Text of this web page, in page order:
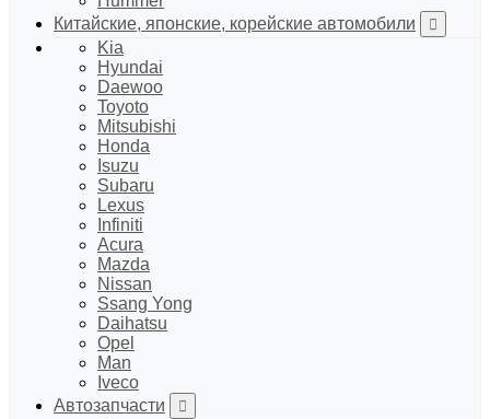
Китайские, японские, корейские автомобили
Kia
Hyundai
Daewoo
Toyoto
Mitsubishi
Honda
Isuzu
Subaru
Lexus
Infiniti
Acura
Mazda
Nissan
Ssang Yong
Daihatsu
Opel
Man
Iveco
Автозапчасти